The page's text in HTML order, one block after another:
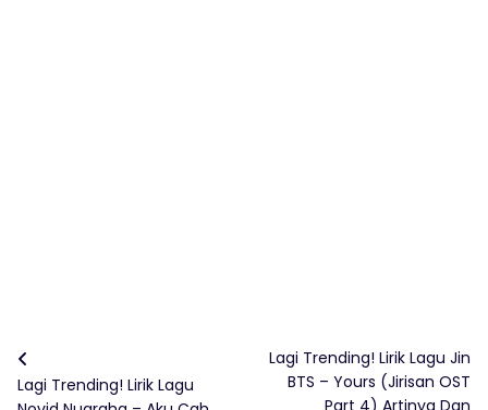
Lagi Trending! Lirik Lagu
Lagi Trending! Lirik Lagu Jin
BTS – Yours (Jirisan OST
Part 4) Artinya Dan